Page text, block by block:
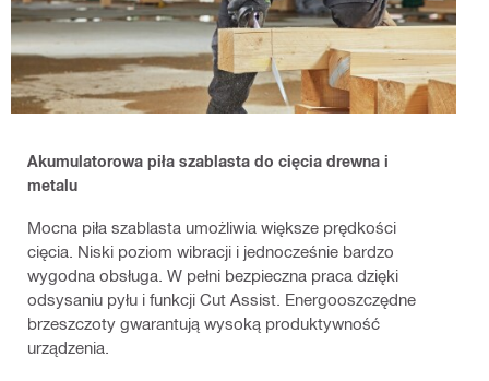
Akumulatorowa piła szablasta do cięcia drewna i
metalu
Mocna piła szablasta umożliwia większe prędkości
cięcia. Niski poziom wibracji i jednocześnie bardzo
wygodna obsługa. W pełni bezpieczna praca dzięki
odsysaniu pyłu i funkcji Cut Assist. Energooszczędne
brzeszczoty gwarantują wysoką produktywność
urządzenia.